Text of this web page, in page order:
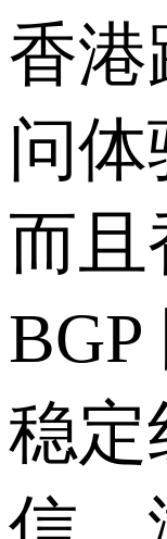
香港
问
而且
稳定